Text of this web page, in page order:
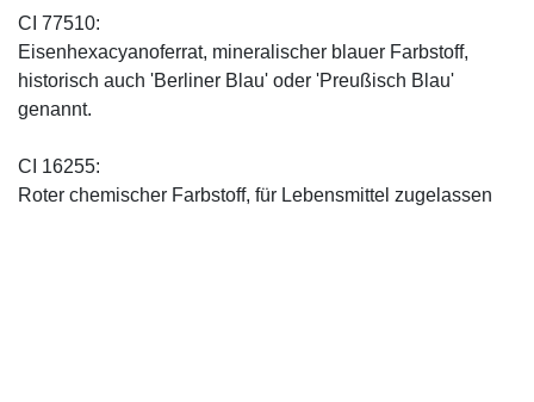
CI 77510:
Eisenhexacyanoferrat, mineralischer blauer Farbstoff,
historisch auch 'Berliner Blau' oder 'Preußisch Blau'
genannt.
CI 16255:
Roter chemischer Farbstoff, für Lebensmittel zugelassen